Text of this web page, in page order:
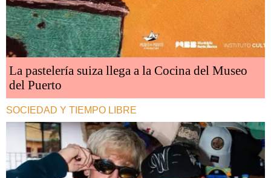
La pastelería suiza llega a la Cocina del Museo
del Puerto
SOCIEDAD Y TIEMPO LIBRE